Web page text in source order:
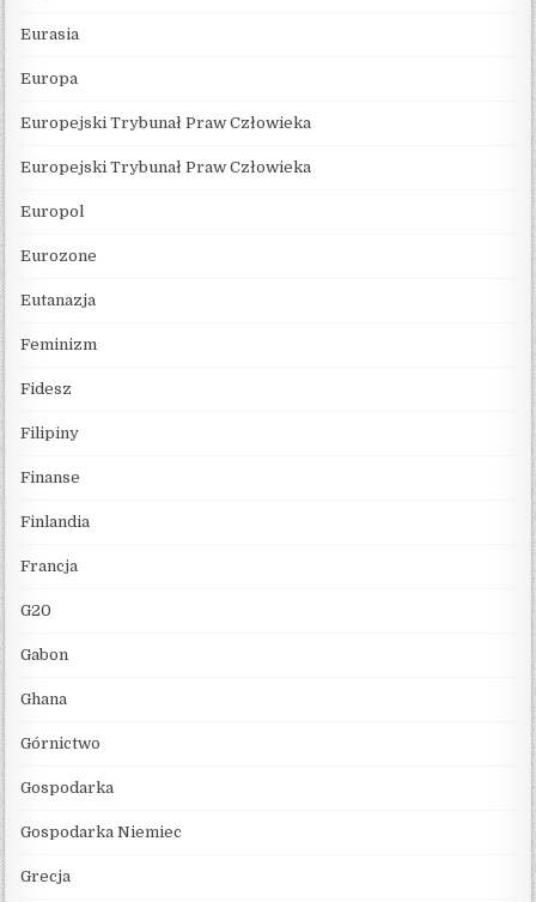
Eurasia
Europa
Europejski Trybunał Praw Człowieka
Europejski Trybunał Praw Człowieka
Europol
Eurozone
Eutanazja
Feminizm
Fidesz
Filipiny
Finanse
Finlandia
Francja
G20
Gabon
Ghana
Górnictwo
Gospodarka
Gospodarka Niemiec
Grecja